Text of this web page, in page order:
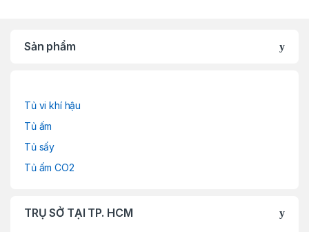
Sản phẩm
Tủ vi khí hậu
Tủ ấm
Tủ sấy
Tủ ấm CO2
TRỤ SỞ TẠI TP. HCM